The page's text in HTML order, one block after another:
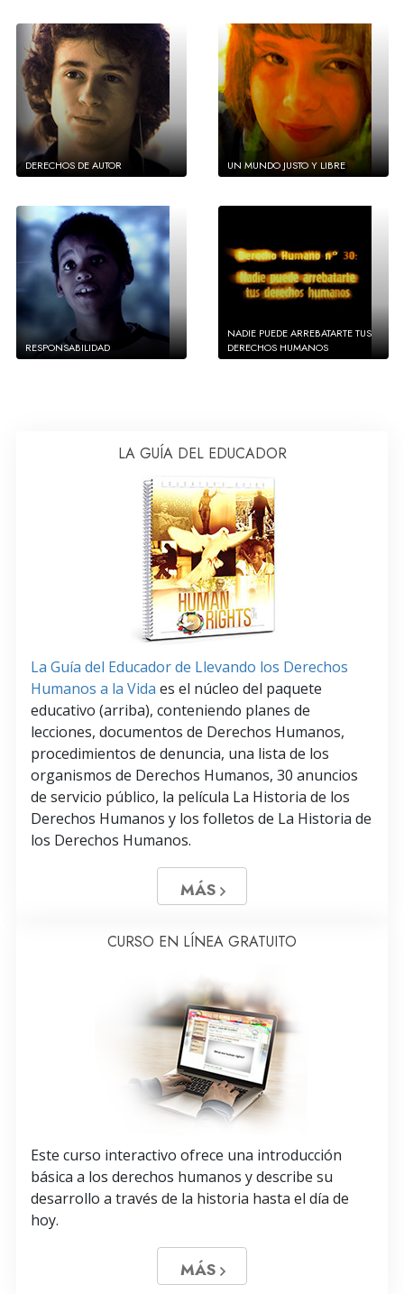
DERECHOS DE AUTOR UN MUNDO JUSTO Y LIBRE
RESPONSABILIDAD
NADIE PUEDE ARREBATARTE TUS
DERECHOS HUMANOS
LA GUÍA DEL EDUCADOR
La Guía del Educador de Llevando los Derechos
Humanos a la Vida es el núcleo del paquete
educativo (arriba), conteniendo planes de
lecciones, documentos de Derechos Humanos,
procedimientos de denuncia, una lista de los
organismos de Derechos Humanos, 30 anuncios
de servicio público, la película La Historia de los
Derechos Humanos y los folletos de La Historia de
los Derechos Humanos.
MÁS
CURSO EN LÍNEA GRATUITO
Este curso interactivo ofrece una introducción
básica a los derechos humanos y describe su
desarrollo a través de la historia hasta el día de
hoy.
MÁS